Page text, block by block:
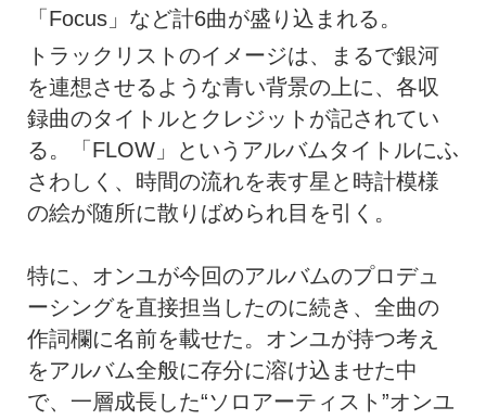
「Focus」など計6曲が盛り込まれる。
トラックリストのイメージは、まるで銀河
を連想させるような青い背景の上に、各収
録曲のタイトルとクレジットが記されてい
る。「FLOW」というアルバムタイトルにふ
さわしく、時間の流れを表す星と時計模様
の絵が随所に散りばめられ目を引く。
特に、オンユが今回のアルバムのプロデュ
ーシングを直接担当したのに続き、全曲の
作詞欄に名前を載せた。オンユが持つ考え
をアルバム全般に存分に溶け込ませた中
で、一層成長した“ソロアーティスト”オンユ